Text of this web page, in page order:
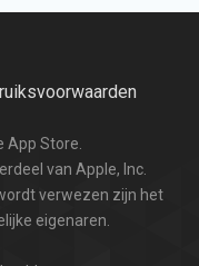
App Store.
van Apple, Inc.
verwezen zijn het
eigenaren.